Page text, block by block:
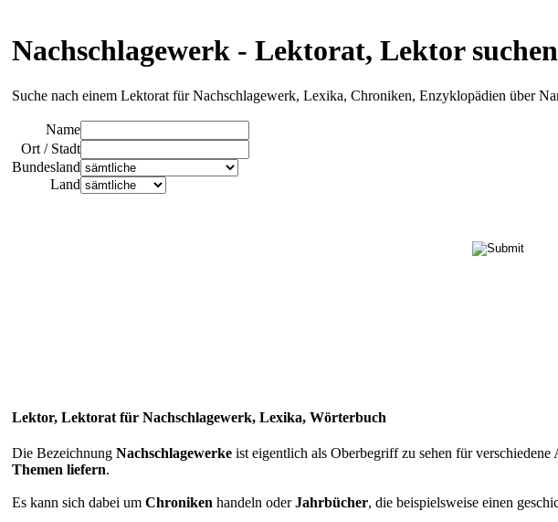
Nachschlagewerk - Lektorat, Lektor suchen
Suche nach einem Lektorat für Nachschlagewerk, Lexika, Chroniken, Enzyklopädien über
Name
Ort / Stadt
Bundesland
Land
Lektor, Lektorat für Nachschlagewerk, Lexika, Wörterbuch
Die Bezeichnung Nachschlagewerke ist eigentlich als Oberbegriff zu sehen für verschiedene
Themen liefern.
Es kann sich dabei um Chroniken handeln oderJahrbücher, die beispielsweise einen